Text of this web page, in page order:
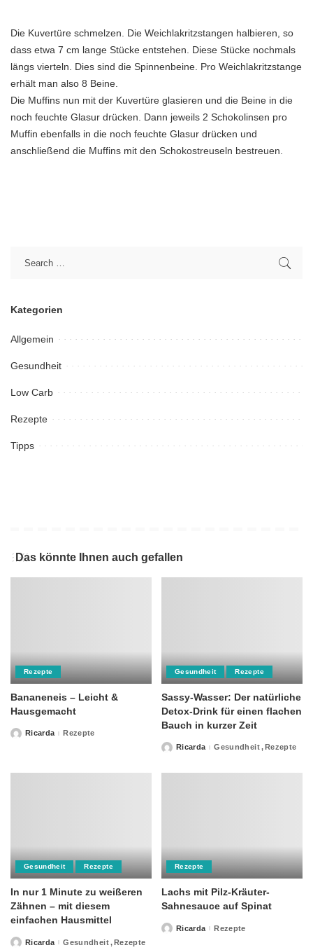
Die Kuvertüre schmelzen. Die Weichlakritzstangen halbieren, so
dass etwa 7 cm lange Stücke entstehen. Diese Stücke nochmals
längs vierteln. Dies sind die Spinnenbeine. Pro Weichlakritzstange
erhält man also 8 Beine.
Die Muffins nun mit der Kuvertüre glasieren und die Beine in die
noch feuchte Glasur drücken. Dann jeweils 2 Schokolinsen pro
Muffin ebenfalls in die noch feuchte Glasur drücken und
anschließend die Muffins mit den Schokostreuseln bestreuen.
Kategorien
Allgemein
Gesundheit
Low Carb
Rezepte
Tipps
Das könnte Ihnen auch gefallen
Rezepte
Bananeneis – Leicht &
Hausgemacht
PostedRicarda Rezepte
Gesundheit Rezepte
Sassy-Wasser: Der natürliche
Detox-Drink für einen flachen
Bauch in kurzer Zeit
PostedRicarda Gesundheit Rezepte
Gesundheit Rezepte
In nur 1 Minute zu weißeren
Zähnen – mit diesem
einfachen Hausmittel
PostedRicarda Gesundheit Rezepte
Rezepte
Lachs mit Pilz-Kräuter-
Sahnesauce auf Spinat
PostedRicarda Rezepte